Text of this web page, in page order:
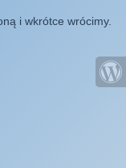
i wkrótce wrócimy.